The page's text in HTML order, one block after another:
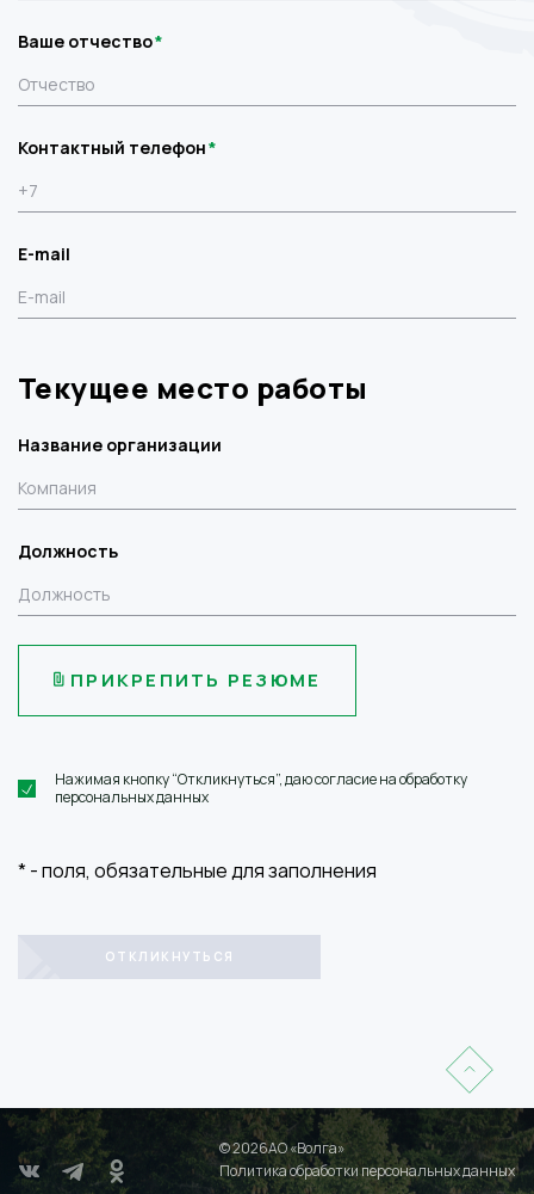
Ваше отчество
Контактный телефон
E-mail
Текущее место работы
Название организации
Должность
ПРИКРЕПИТЬ РЕЗЮМЕ
Нажимая кнопку “Откликнуться”, даю согласие на обработку
персональных данных
*- поля, обязательные для заполнения
© 2026АО «Волга»
Политика обработки персональных данных